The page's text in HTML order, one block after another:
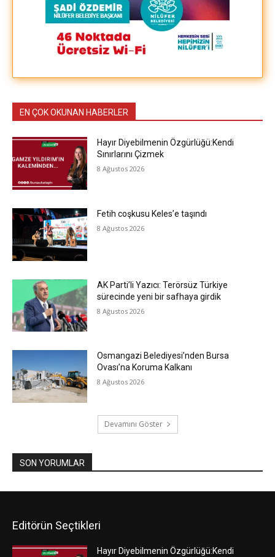
EN ÇOK OKUNAN HABERLER
Hayır Diyebilmenin Özgürlüğü:Kendi
Sınırlarını Çizmek
8 Ağustos 2026
Fetih coşkusu Keles’e taşındı
8 Ağustos 2026
AK Parti’li Yazıcı: Terörsüz Türkiye
sürecinde yeni bir safhaya girdik
8 Ağustos 2026
Osmangazi Belediyesi’nden Bursa
Ovası’na Koruma Kalkanı
8 Ağustos 2026
Devamını Göster
SON YORUMLAR
Editörün Seçtikleri
Hayır Diyebilmenin Özgürlüğü:Kendi